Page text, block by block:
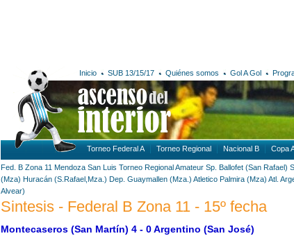
Inicio SUB 13/15/17 Quiénes somos Gol A Gol
Torneo Federal A Torneo Regional Nacional B Copa
Fed. B Zona 11 Mendoza San Luis Torneo Regional Amateur Sp. Ballofet (San Rafael)
(Mza) Huracán (S.Rafael,Mza.) Dep. Guaymallen (Mza.) Atletico Palmira (Mza) Atl.
Alvear)
Sintesis - Federal B Zona 11 - 15º fecha
Montecaseros (San Martín) 4 - 0 Argentino (San José)